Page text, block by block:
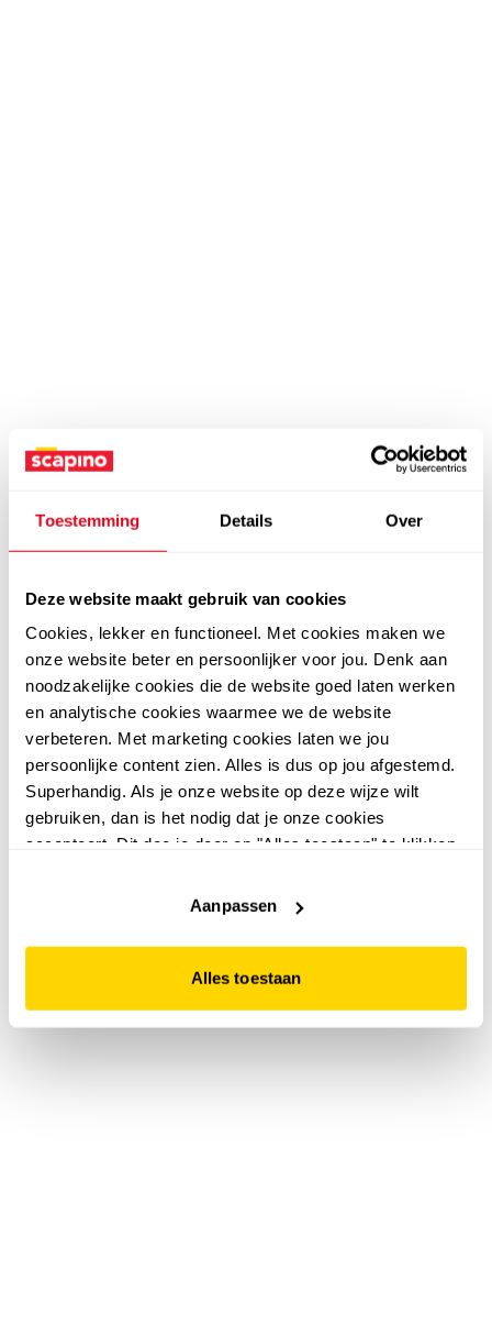
Toestemming Details Over
Deze website maakt gebruik van cookies
Cookies, lekker en functioneel. Met cookies maken we
onze website beter en persoonlijker voor jou. Denk aan
noodzakelijke cookies die de website goed laten werken
en analytische cookies waarmee we de website
verbeteren. Met marketing cookies laten we jou
persoonlijke content zien. Alles is dus op jou afgestemd.
Superhandig. Als je onze website op deze wijze wilt
gebruiken, dan is het nodig dat je onze cookies
accepteert. Dit doe je door op "Alles toestaan" te klikken.
website niet optimaal functioneert.
Aanpassen
Alles toestaan